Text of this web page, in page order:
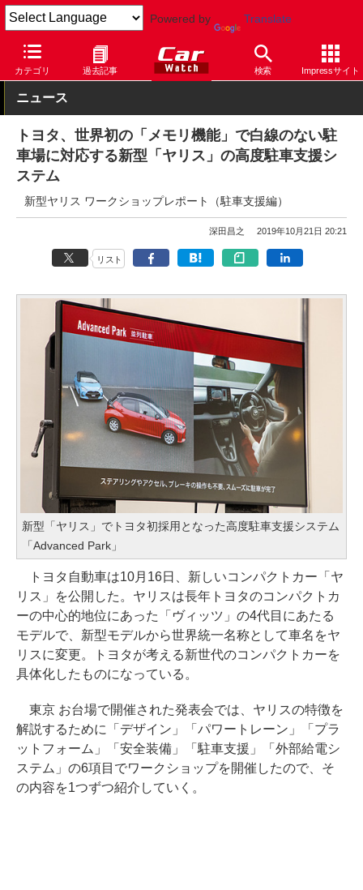
Powered by Translate
カテゴリ 過去記事 検索 Impressサイト
Car Watch 自動車 トヨタ ヤリス
ニュース
トヨタ、世界初の「メモリ機能」で白線のない駐
車場に対応する新型「ヤリス」の高度駐車支援シ
ステム
新型ヤリス ワークショップレポート（駐車支援編）
深田昌之 2019年10月21日 20:21
リスト
新型「ヤリス」でトヨタ初採用となった高度駐車支援システム
「Advanced Park」
トヨタ自動車は10月16日、新しいコンパクトカー「ヤ
リス」を公開した。ヤリスは長年トヨタのコンパクトカ
ーの中心的地位にあった「ヴィッツ」の4代目にあたる
モデルで、新型モデルから世界統一名称として車名をヤ
リスに変更。トヨタが考える新世代のコンパクトカーを
具体化したものになっている。
東京 お台場で開催された発表会では、ヤリスの特徴を
解説するために「デザイン」「パワートレーン」「プラ
ットフォーム」「安全装備」「駐車支援」「外部給電シ
ステム」の6項目でワークショップを開催したので、そ
の内容を1つずつ紹介していく。